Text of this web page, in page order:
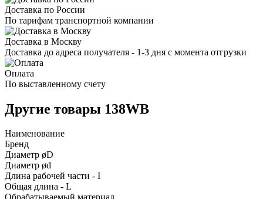
Доставка по России
По тарифам транспортной компании
Доставка в Москву
Доставка до адреса получателя - 1-3 дня с момента отгрузки
Оплата
По выставленному счету
Другие товары 138WB
Наименование
Бренд
Диаметр øD
Диаметр ød
Длина рабочей части - I
Общая длина - L